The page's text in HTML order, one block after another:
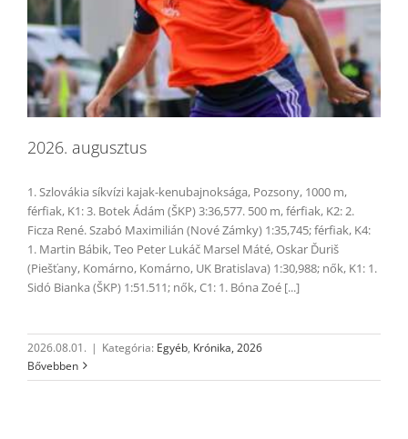
2026. augusztus
1. Szlovákia síkvízi kajak-kenubajnoksága, Pozsony, 1000 m,
férfiak, K1: 3. Botek Ádám (ŠKP) 3:36,577. 500 m, férfiak, K2: 2.
Ficza René. Szabó Maximilián (Nové Zámky) 1:35,745; férfiak, K4:
1. Martin Bábik, Teo Peter Lukáč Marsel Máté, Oskar Ďuriš
(Piešťany, Komárno, Komárno, UK Bratislava) 1:30,988; nők, K1: 1.
Sidó Bianka (ŠKP) 1:51.511; nők, C1: 1. Bóna Zoé [...]
2026.08.01. | Kategória: Egyéb, Krónika, 2026
Bővebben